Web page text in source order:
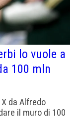
lo vuole a
100 mln
da Alfredo
il muro di 100